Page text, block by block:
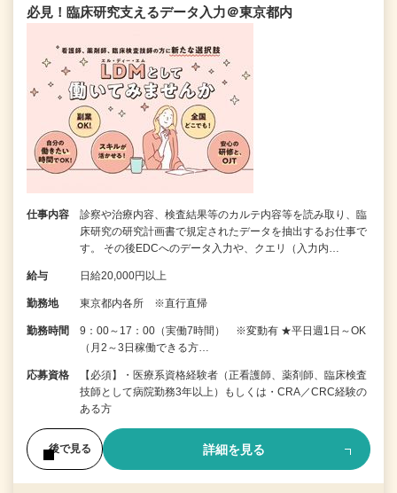
必見！臨床研究支えるデータ入力＠東京都内
仕事内容
診察や治療内容、検査結果等のカルテ内容等を読み取り、臨
床研究の研究計画書で規定されたデータを抽出するお仕事で
す。 その後EDCへのデータ入力や、クエリ（入力内…
給与 日給20,000円以上
勤務地 東京都内各所 ※直行直帰
勤務時間
9：00～17：00（実働7時間） ※変動有 ★平日週1日～OK
（月2～3日稼働できる方…
応募資格
【必須】・医療系資格経験者（正看護師、薬剤師、臨床検査
技師として病院勤務3年以上）もしくは・CRA／CRC経験の
ある方
後で見る 詳細を見る